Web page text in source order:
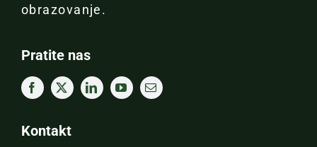
obrazovanje.
Pratite nas
Kontakt